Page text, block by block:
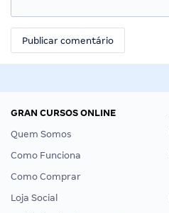
GRAN CURSOS ONLINE
Quem Somos
Como Funciona
Como Comprar
Loja Social